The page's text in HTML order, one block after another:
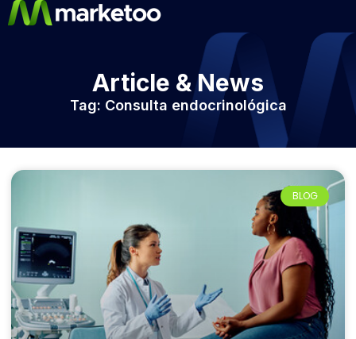
Article & News
Tag: Consulta endocrinológica
BLOG